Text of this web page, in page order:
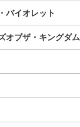
バイオレット
オブザ・キングダム